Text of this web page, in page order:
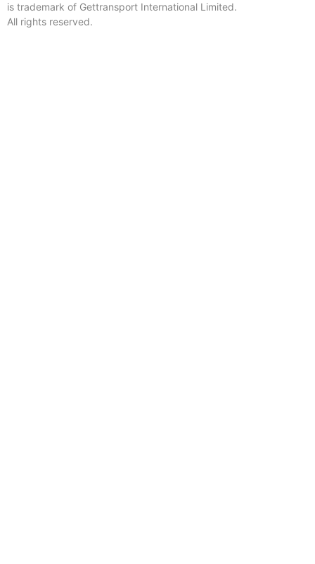
is trademark of Gettransport International Limited.
All rights reserved.